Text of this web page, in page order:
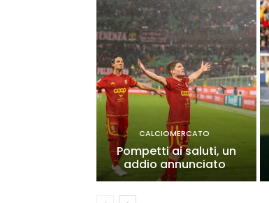
CALCIOMERCATO
Pompetti ai saluti, un
addio annunciato